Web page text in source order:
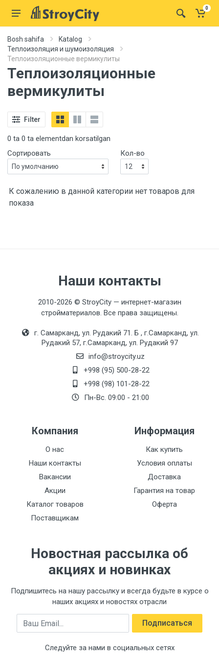
0
Bosh sahifa
Katalog
Теплоизоляция и шумоизоляция
Теплоизоляционные вермикулиты
Теплоизоляционные
вермикулиты
Filter
0 ta 0 ta elementdan korsatilgan
Сортировать
Кол-во
К сожалению в данной категории нет товаров для
показа
Наши контакты
2010-2026 © StroyCity — интернет-магазин
стройматериалов. Все права защищены.
г. Самарканд, ул. Рудакий 71. Б , г.Самарканд, ул.
Рудакий 57, г.Самарканд, ул. Рудакий 97
info@stroycity.uz
+998 (95) 500-28-22
+998 (98) 101-28-22
Пн-Вс. 09:00 - 21:00
Компания
О нас
Наши контакты
Вакансии
Акции
Каталог товаров
Поставщикам
Информация
Как купить
Условия оплаты
Доставка
Гарантия на товар
Оферта
Новостная рассылка об
акциях и новинках
Подпишитесь на нашу рассылку и всегда будьте в курсе о
наших акциях и новостях отрасли
Email Подписаться
Следуйте за нами в социальных сетях